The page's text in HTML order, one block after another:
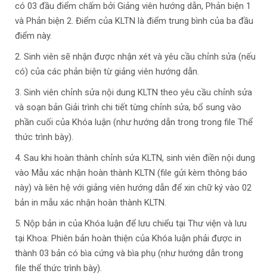
có 03 đầu điểm chấm bởi Giảng viên hướng dẫn, Phản biện 1
và Phản biện 2. Điểm của KLTN là điểm trung bình của ba đầu
điểm này.
2. Sinh viên sẽ nhận được nhận xét và yêu cầu chỉnh sửa (nếu
có) của các phản biện từ giảng viên hướng dẫn.
3. Sinh viên chỉnh sửa nội dung KLTN theo yêu cầu chỉnh sửa
và soạn bản Giải trình chi tiết từng chỉnh sửa, bổ sung vào
phần cuối của Khóa luận (như hướng dẫn trong trong file Thể
thức trình bày).
4. Sau khi hoàn thành chỉnh sửa KLTN, sinh viên điền nội dung
vào Mẫu xác nhận hoàn thành KLTN (file gửi kèm thông báo
này) và liên hệ với giảng viên hướng dẫn để xin chữ ký vào 02
bản in mẫu xác nhận hoàn thành KLTN.
5. Nộp bản in của Khóa luận để lưu chiểu tại Thư viện và lưu
tại Khoa: Phiên bản hoàn thiện của Khóa luận phải được in
thành 03 bản có bìa cứng và bìa phụ (như hướng dẫn trong
file thể thức trình bày).